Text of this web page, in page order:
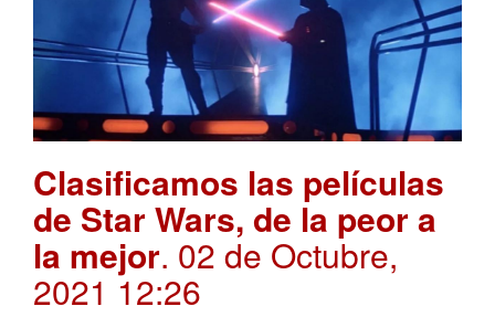
Clasificamos las películas
de Star Wars, de la peor a
la mejor. 02 de Octubre,
2021 12:26